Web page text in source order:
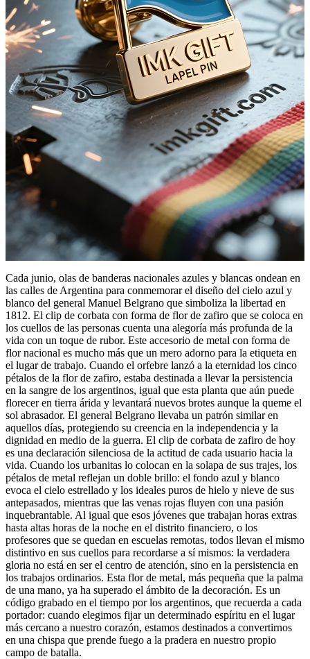
Cada junio, olas de banderas nacionales azules y blancas ondean en
las calles de Argentina para conmemorar el diseño del cielo azul y
blanco del general Manuel Belgrano que simboliza la libertad en
1812. El clip de corbata con forma de flor de zafiro que se coloca en
los cuellos de las personas cuenta una alegoría más profunda de la
vida con un toque de rubor. Este accesorio de metal con forma de
flor nacional es mucho más que un mero adorno para la etiqueta en
el lugar de trabajo. Cuando el orfebre lanzó a la eternidad los cinco
pétalos de la flor de zafiro, estaba destinada a llevar la persistencia
en la sangre de los argentinos, igual que esta planta que aún puede
florecer en tierra árida y levantará nuevos brotes aunque la queme el
sol abrasador. El general Belgrano llevaba un patrón similar en
aquellos días, protegiendo su creencia en la independencia y la
dignidad en medio de la guerra. El clip de corbata de zafiro de hoy
es una declaración silenciosa de la actitud de cada usuario hacia la
vida. Cuando los urbanitas lo colocan en la solapa de sus trajes, los
pétalos de metal reflejan un doble brillo: el fondo azul y blanco
evoca el cielo estrellado y los ideales puros de hielo y nieve de sus
antepasados, mientras que las venas rojas fluyen con una pasión
inquebrantable. Al igual que esos jóvenes que trabajan horas extras
hasta altas horas de la noche en el distrito financiero, o los
profesores que se quedan en escuelas remotas, todos llevan el mismo
distintivo en sus cuellos para recordarse a sí mismos: la verdadera
gloria no está en ser el centro de atención, sino en la persistencia en
los trabajos ordinarios. Esta flor de metal, más pequeña que la palma
de una mano, ya ha superado el ámbito de la decoración. Es un
código grabado en el tiempo por los argentinos, que recuerda a cada
portador: cuando elegimos fijar un determinado espíritu en el lugar
más cercano a nuestro corazón, estamos destinados a convertirnos
en una chispa que prende fuego a la pradera en nuestro propio
campo de batalla.